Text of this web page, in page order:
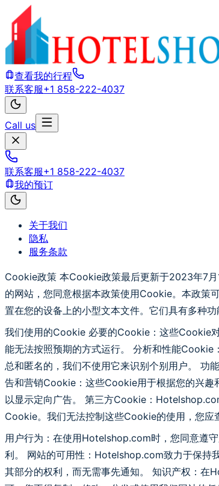
查看我的行程
联系客服+1 858-222-4037
Call us
联系客服+1 858-222-4037
我的预订
关于我们
隐私
服务条款
Cookie政策 本Cookie政策最后更新于2023年7
的网站，您同意根据本政策使用Cookie。本政策
置在您的设备上的小型文本文件。它们具有多种
我们使用的Cookie 必要的Cookie：这些Cookie
能无法按照预期的方式运行。 分析和性能Cookie
总和匿名的，我们不使用它来识别个别用户。 功
告和营销Cookie：这些Cookie用于根据您的兴趣
以显示定向广告。 第三方Cookie：
Cookie。我们无法控制这些Cookie的使用，您应
用户行为：在使用Hotelshop.com时，您同意遵
利。 网站的可用性：Hotelshop.com致力于保持
其部分的权利，而无需事先通知。 知识产权：在